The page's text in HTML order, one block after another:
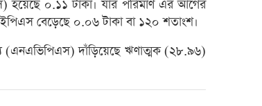
হয়েছে ০.১১ টাকা। যার পরিমাণ এর আগের
বেড়েছে ০.০৬ টাকা বা ১২০ শতাংশ।
(এনএভিপিএস) দাঁড়িয়েছে ঋণাত্মক (২৮.৯৬)